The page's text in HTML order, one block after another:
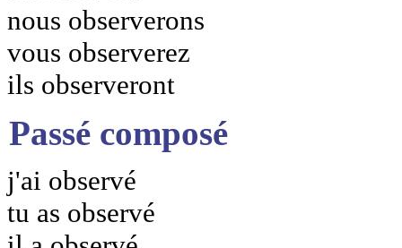
nous observerons
vous observerez
ils observeront
Passé composé
j'ai observé
tu as observé